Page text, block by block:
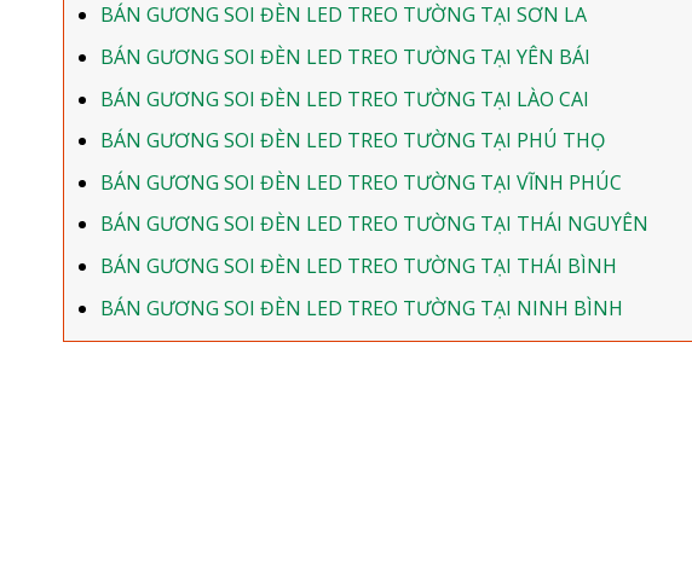
BÁN GƯƠNG SOI ĐÈN LED TREO TƯỜNG TẠI SƠN LA
BÁN GƯƠNG SOI ĐÈN LED TREO TƯỜNG TẠI YÊN BÁI
BÁN GƯƠNG SOI ĐÈN LED TREO TƯỜNG TẠI LÀO CAI
BÁN GƯƠNG SOI ĐÈN LED TREO TƯỜNG TẠI PHÚ THỌ
BÁN GƯƠNG SOI ĐÈN LED TREO TƯỜNG TẠI VĨNH PHÚC
BÁN GƯƠNG SOI ĐÈN LED TREO TƯỜNG TẠI THÁI NGUYÊN
BÁN GƯƠNG SOI ĐÈN LED TREO TƯỜNG TẠI THÁI BÌNH
BÁN GƯƠNG SOI ĐÈN LED TREO TƯỜNG TẠI NINH BÌNH